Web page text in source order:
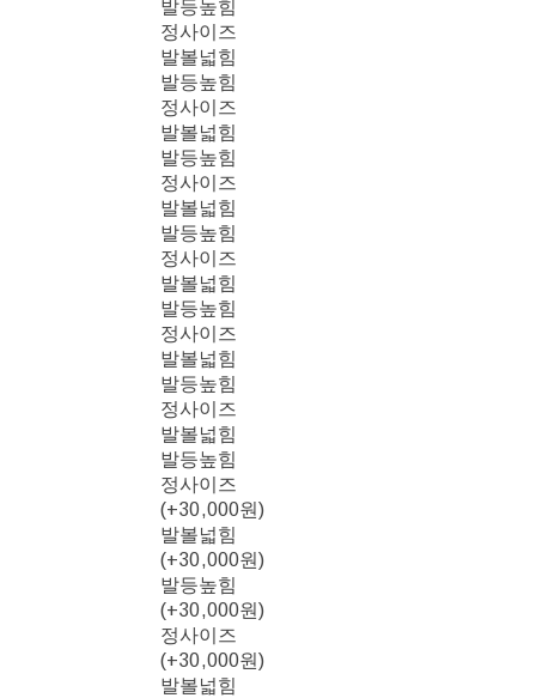
발등높힘
정사이즈
발볼넓힘
발등높힘
정사이즈
발볼넓힘
발등높힘
정사이즈
발볼넓힘
발등높힘
정사이즈
발볼넓힘
발등높힘
정사이즈
발볼넓힘
발등높힘
정사이즈
발볼넓힘
발등높힘
정사이즈
(+30,000원)
발볼넓힘
(+30,000원)
발등높힘
(+30,000원)
정사이즈
(+30,000원)
발볼넓힘